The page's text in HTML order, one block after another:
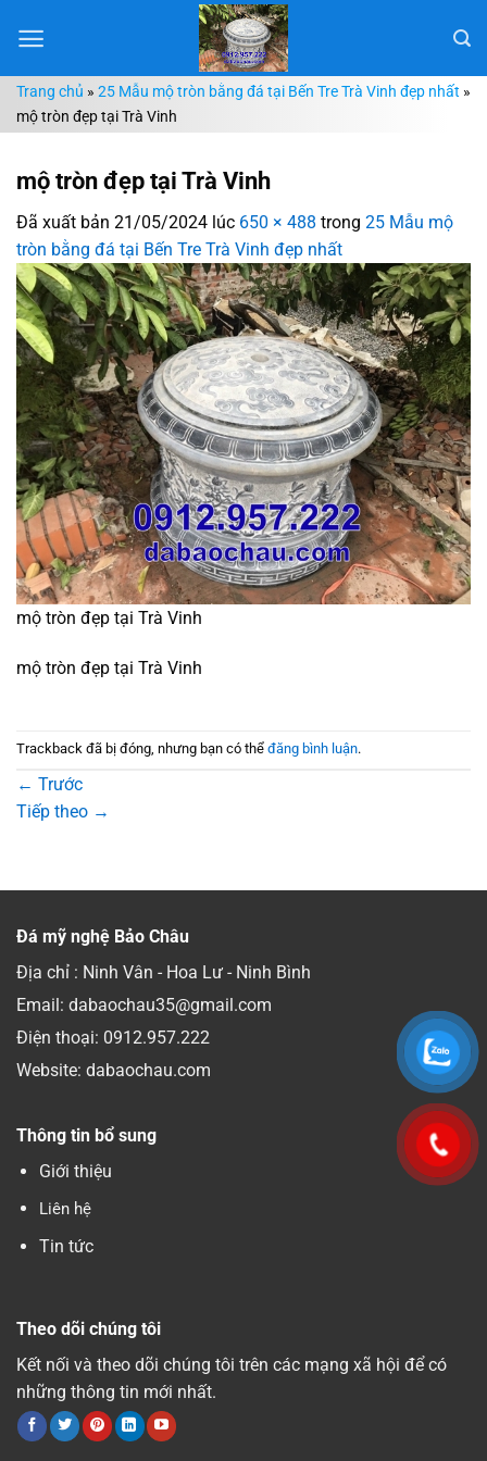
đến
dungTrang chủ » 25 Mẫu mộ tròn bằng đá tại Bến Tre Trà Vinh đẹp nhất »
mộ tròn đẹp tại Trà Vinh
mộ tròn đẹp tại Trà Vinh
Đã xuất bản 21/05/2024 lúc 650 × 488 trong 25 Mẫu mộ
tròn bằng đá tại Bến Tre Trà Vinh đẹp nhất
mộ tròn đẹp tại Trà Vinh
mộ tròn đẹp tại Trà Vinh
Trackback đã bị đóng, nhưng bạn có thể đăng bình luận.
← Trước
Tiếp theo →
Đá mỹ nghệ Bảo Châu
Địa chỉ : Ninh Vân - Hoa Lư - Ninh Bình
Email: dabaochau35@gmail.com
Điện thoại: 0912.957.222
Website: dabaochau.com
Thông tin bổ sung
Giới thiệu
Liên hệ
Tin tức
Theo dõi chúng tôi
Kết nối và theo dõi chúng tôi trên các mạng xã hội để có
những thông tin mới nhất.